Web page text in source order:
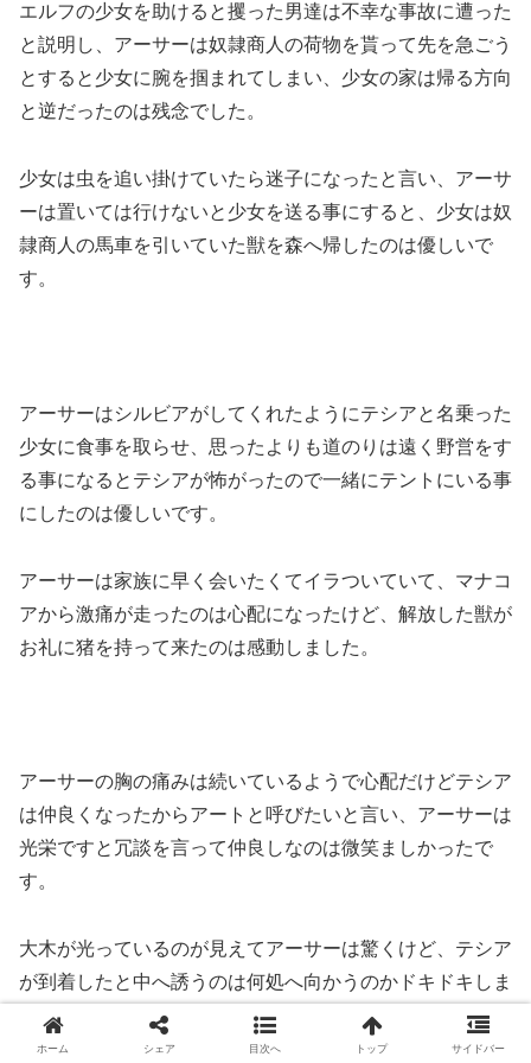
エルフの少女を助けると攫った男達は不幸な事故に遭った
と説明し、アーサーは奴隷商人の荷物を貰って先を急ごう
とすると少女に腕を掴まれてしまい、少女の家は帰る方向
と逆だったのは残念でした。
少女は虫を追い掛けていたら迷子になったと言い、アーサ
ーは置いては行けないと少女を送る事にすると、少女は奴
隷商人の馬車を引いていた獣を森へ帰したのは優しいで
す。
アーサーはシルビアがしてくれたようにテシアと名乗った
少女に食事を取らせ、思ったよりも道のりは遠く野営をす
る事になるとテシアが怖がったので一緒にテントにいる事
にしたのは優しいです。
アーサーは家族に早く会いたくてイラついていて、マナコ
アから激痛が走ったのは心配になったけど、解放した獣が
お礼に猪を持って来たのは感動しました。
アーサーの胸の痛みは続いているようで心配だけどテシア
は仲良くなったからアートと呼びたいと言い、アーサーは
光栄ですと冗談を言って仲良しなのは微笑ましかったで
す。
大木が光っているのが見えてアーサーは驚くけど、テシア
が到着したと中へ誘うのは何処へ向かうのかドキドキしま
した。
ホーム シェア 目次へ トップ サイドバー